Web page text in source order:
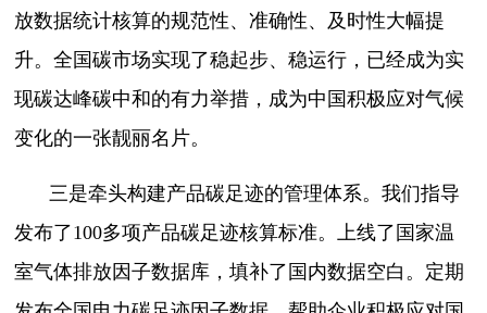
放数据统计核算的规范性、准确性、及时性大幅提
升。全国碳市场实现了稳起步、稳运行，已经成为实
现碳达峰碳中和的有力举措，成为中国积极应对气候
变化的一张靓丽名片。
三是牵头构建产品碳足迹的管理体系。我们指导
发布了100多项产品碳足迹核算标准。上线了国家温
室气体排放因子数据库，填补了国内数据空白。定期